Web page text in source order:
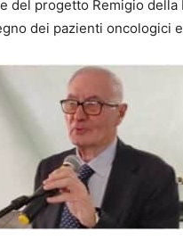
del progetto Remigio della
dei pazienti oncologici